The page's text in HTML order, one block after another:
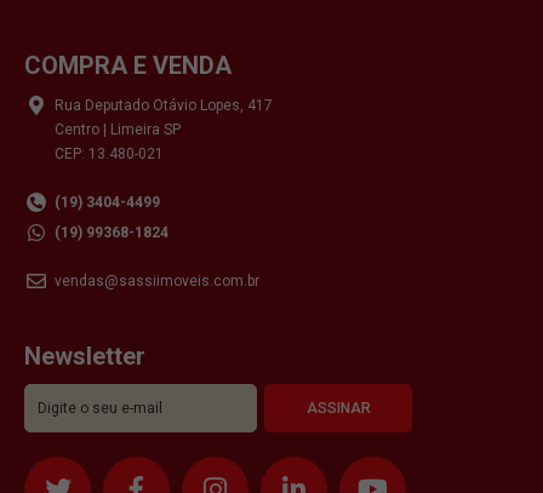
COMPRA E VENDA
Rua Deputado Otávio Lopes, 417
Centro | Limeira SP
CEP: 13.480-021
(19) 3404-4499
(19) 99368-1824
vendas@sassiimoveis.com.br
Newsletter